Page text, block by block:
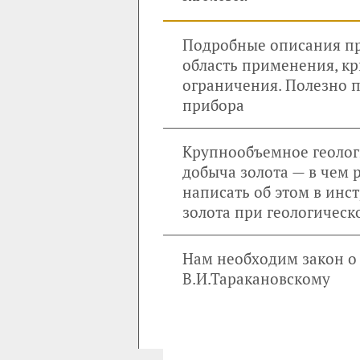
Подробные описания
область применения,
ограничения. Полезно
прибора
Крупнообъемное
добыча золота — в чем
написать об этом в
золота при
Нам необходим закон о
В.И.Таракановскому